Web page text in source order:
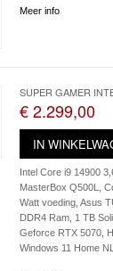
Meer info
SUPER GAMER
€ 2.299,00
IN
Intel Core i9 14900
MasterBox Q500L,
Watt voeding, Asus
DDR4 Ram, 1 TB
Geforce RTX 5070,
Windows 11 Home